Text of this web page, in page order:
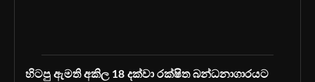
හිටපු ඇමති අකිල 18 දක්වා රක්ෂිත බන්ධනාගාරයට